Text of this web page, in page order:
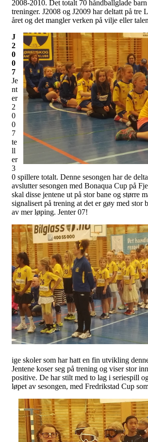
2008-2010. Det totalt 70 håndballglade
treninger. J2008 og J2009 har deltatt på tre
året og det mangler verken på vilje eller
J
2
0
0
7
Je
nt
er
2
0
0
7
te
ll
er
3
0 spillere totalt. Denne sesongen har de
avslutter sesongen med Bonaqua Cup på
skal disse jentene ut på stor bane og større
signalisert på trening at det er gøy med stor
av mer løping. Jenter 07!
ige skoler som har hatt en fin utvikling
Jentene koser seg på trening og viser stor
positive. De har stilt med to lag i seriespill
løpet av sesongen, med Fredrikstad Cup